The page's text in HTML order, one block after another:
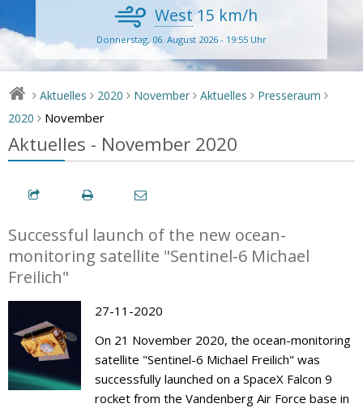
West15 km/h
Donnerstag, 06. August 2026 - 19:55 Uhr
> Aktuelles > 2020 > November > Aktuelles > Presseraum >
2020 > November
Aktuelles - November 2020
Successful launch of the new ocean-
monitoring satellite "Sentinel-6 Michael
Freilich"
27-11-2020
On 21 November 2020, the ocean-monitoring
satellite "Sentinel-6 Michael Freilich" was
successfully launched on a SpaceX Falcon 9
rocket from the Vandenberg Air Force base in